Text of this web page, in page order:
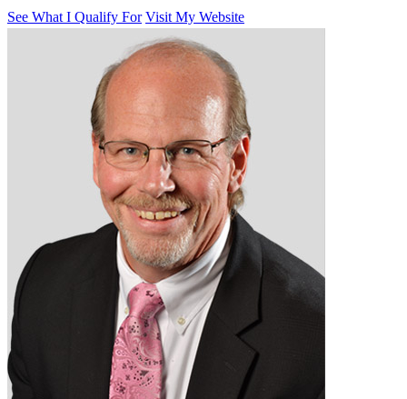
See What I Qualify For Visit My Website